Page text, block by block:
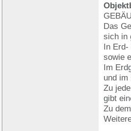
Das
sich in
In Erd-
sowie
Im
und im
Zu
gibt
Zu